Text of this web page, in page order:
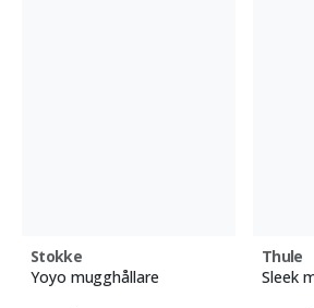
Stokke
Yoyo mugghållare
Thule
Sleek